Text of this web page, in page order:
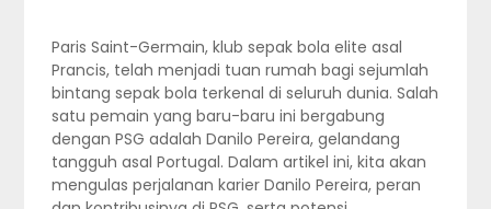
Paris Saint-Germain, klub sepak bola elite asal
Prancis, telah menjadi tuan rumah bagi sejumlah
bintang sepak bola terkenal di seluruh dunia. Salah
satu pemain yang baru-baru ini bergabung
dengan PSG adalah Danilo Pereira, gelandang
tangguh asal Portugal. Dalam artikel ini, kita akan
mengulas perjalanan karier Danilo Pereira, peran